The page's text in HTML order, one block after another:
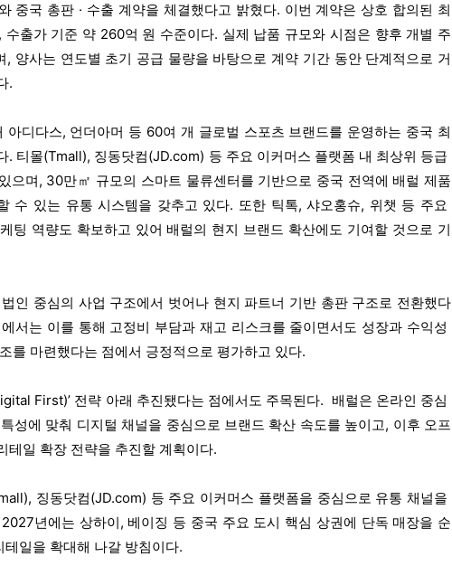
중국 총판 · 수출 계약을 체결했다고 밝혔다. 이번 계약은 상호 합의된 최
출가 기준 약 260억 원 수준이다. 실제 납품 규모와 시점은 향후 개별 주
, 양사는 연도별 초기 공급 물량을 바탕으로 계약 기간 동안 단계적으로 거
.
아디다스, 언더아머 등 60여 개 글로벌 스포츠 브랜드를 운영하는 중국 최
. 티몰(Tmall), 징동닷컴(JD.com) 등 주요 이커머스 플랫폼 내 최상위 등급
으며, 30만㎡ 규모의 스마트 물류센터를 기반으로 중국 전역에 배럴 제품
수 있는 유통 시스템을 갖추고 있다. 또한 틱톡, 샤오홍슈, 위챗 등 주요
팅 역량도 확보하고 있어 배럴의 현지 브랜드 확산에도 기여할 것으로 기
인 중심의 사업 구조에서 벗어나 현지 파트너 기반 총판 구조로 전환했다
서는 이를 통해 고정비 부담과 재고 리스크를 줄이면서도 성장과 수익성
를 마련했다는 점에서 긍정적으로 평가하고 있다.
First)’ 전략 아래 추진됐다는 점에서도 주목된다.  배럴은 온라인 중심
성에 맞춰 디지털 채널을 중심으로 브랜드 확산 속도를 높이고, 이후 오프
테일 확장 전략을 추진할 계획이다.
징동닷컴(JD.com) 등 주요 이커머스 플랫폼을 중심으로 유통 채널을
년에는 상하이, 베이징 등 중국 주요 도시 핵심 상권에 단독 매장을 순
일을 확대해 나갈 방침이다.